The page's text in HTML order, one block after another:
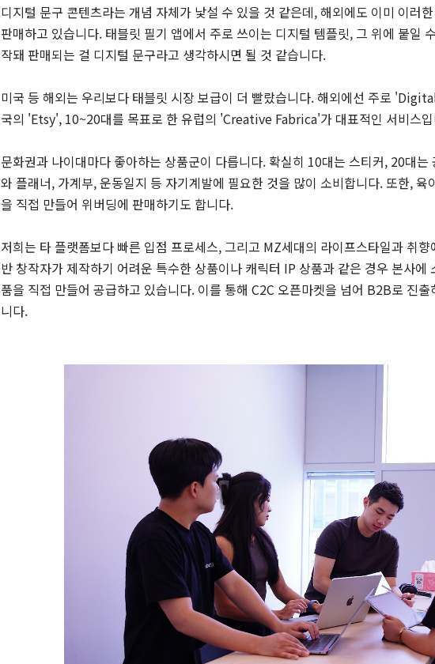
디지털 문구 콘텐츠라는 개념 자체가 낯설 수 있을 것 같은데, 해외에도 이미 이러
판매하고 있습니다. 태블릿 필기 앱에서 주로 쓰이는 디지털 템플릿, 그 위에 붙일
작돼 판매되는 걸 디지털 문구라고 생각하시면 될 것 같습니다.
미국 등 해외는 우리보다 태블릿 시장 보급이 더 빨랐습니다. 해외에선 주로
국의 'Etsy', 10~20대를 목표로 한 유럽의 'Creative Fabrica'가 대표적인 서비스
문화권과 나이대마다 좋아하는 상품군이 다릅니다. 확실히 10대는 스티커, 20대
와 플래너, 가계부, 운동일지 등 자기계발에 필요한 것을 많이 소비합니다. 또한,
을 직접 만들어 위버딩에 판매하기도 합니다.
저희는 타 플랫폼보다 빠른 입점 프로세스, 그리고 MZ세대의 라이프스타일과 취
반 창작자가 제작하기 어려운 특수한 상품이나 캐릭터 IP 상품과 같은 경우 본사
품을 직접 만들어 공급하고 있습니다. 이를 통해 C2C 오픈마켓을 넘어 B2B로 진
니다.